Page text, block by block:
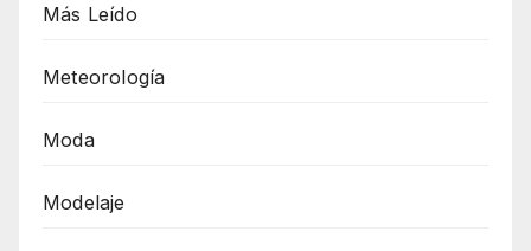
Más Leído
Meteorología
Moda
Modelaje